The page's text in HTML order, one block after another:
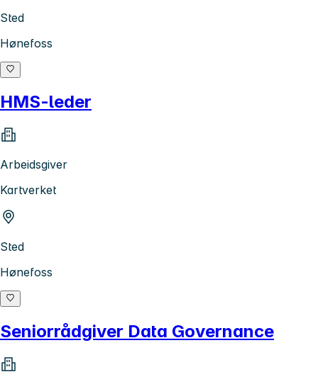
Sted
Hønefoss
HMS-leder
Arbeidsgiver
Kartverket
Sted
Hønefoss
Seniorrådgiver Data Governance